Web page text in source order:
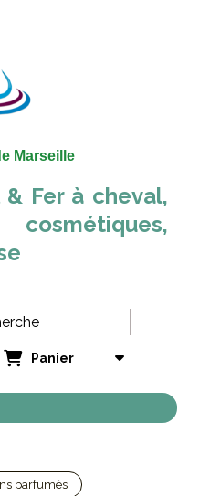
Marseille
Fer à cheval,
Panier
parfumés